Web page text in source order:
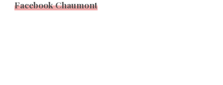
Facebook Chaumont